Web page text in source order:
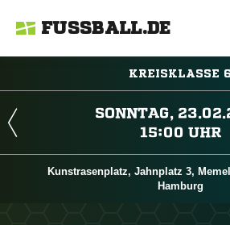
FUSSBALL.DE
KREISKLASSE 6

 
Kunstrasenplatz, Jahnplatz 3,
Hamburg